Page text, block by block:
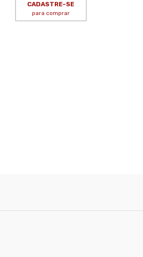
CADASTRE-SE
para comprar